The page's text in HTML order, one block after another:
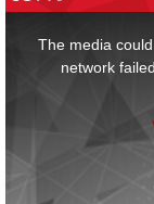
The media
network